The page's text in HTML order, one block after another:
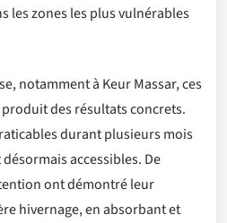
les zones les plus vulnérables
notamment à Keur Massar, ces
des résultats concrets.
durant plusieurs mois
accessibles. De
ont démontré leur
hivernage, en absorbant et